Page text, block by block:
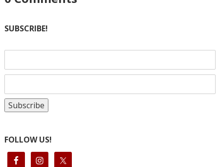
SUBSCRIBE!
FOLLOW US!